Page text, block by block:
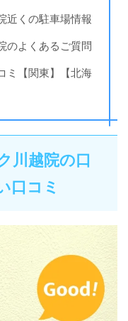
近くの駐車場情報
のよくあるご質問
ミ【関東】【北海
川越院の口
口コミ